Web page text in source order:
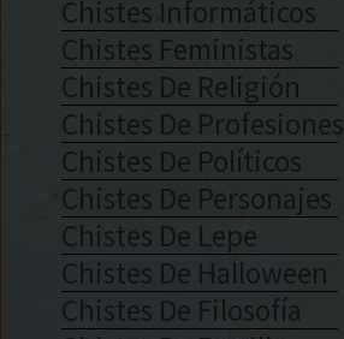
Chistes Informáticos
Chistes Feministas
Chistes De Religión
Chistes De Profesiones
Chistes De Políticos
Chistes De Personajes
Chistes De Lepe
Chistes De Halloween
Chistes De Filosofía